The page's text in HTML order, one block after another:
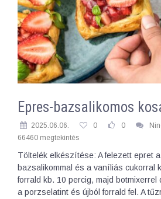
Epres-bazsalikomos
2025.06.06. 0 0
66460 megtekintés
Töltelék elkészítése: A felezett epret
bazsalikommal és a vaníliás cukorral
forrald kb. 10 percig, majd botmixerrel
a porzselatint és újból forrald fel. A